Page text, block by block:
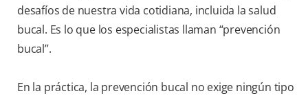
desafíos de nuestra vida cotidiana, incluida la salud
bucal. Es lo que los especialistas llaman “prevención
bucal”.
En la práctica, la prevención bucal no exige ningún tipo